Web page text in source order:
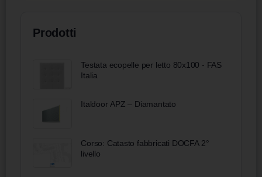
Prodotti
Testata ecopelle per letto 80x100 - FAS
Italia
Italdoor APZ – Diamantato
Corso: Catasto fabbricati DOCFA 2°
livello